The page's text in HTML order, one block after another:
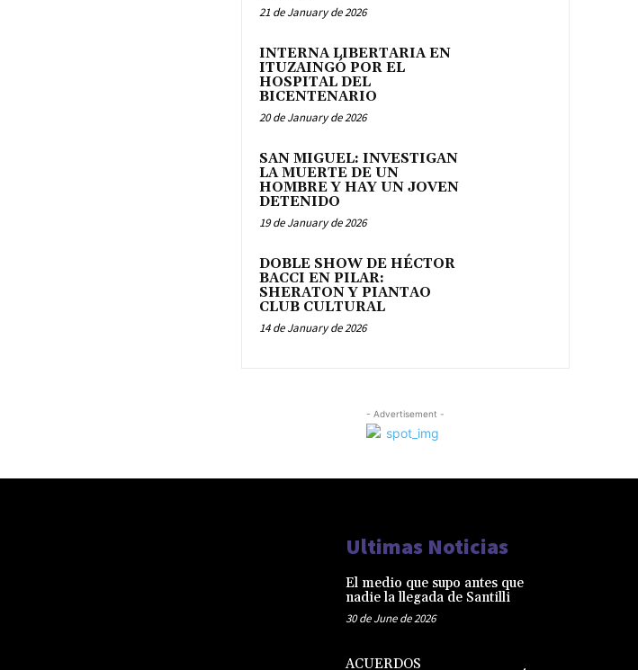
21 de January de 2026
INTERNA LIBERTARIA EN
ITUZAINGÓ POR EL
HOSPITAL DEL
BICENTENARIO
20 de January de 2026
SAN MIGUEL: INVESTIGAN
LA MUERTE DE UN
HOMBRE Y HAY UN JOVEN
DETENIDO
19 de January de 2026
DOBLE SHOW DE HÉCTOR
BACCI EN PILAR:
SHERATON Y PIANTAO
CLUB CULTURAL
14 de January de 2026
- Advertisement -
Ultimas Noticias
El medio que supo antes que
nadie la llegada de Santilli
30 de June de 2026
ACUERDOS